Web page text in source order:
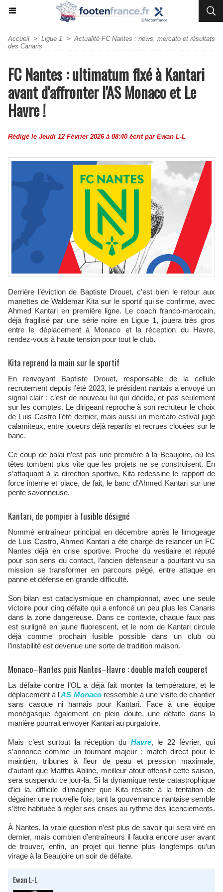
Accueil > Ligue 1 > Actualité FC Nantes : news, mercato et résultats
des Canaris
FC Nantes : ultimatum fixé à Kantari
avant d'affronter l'AS Monaco et Le
Havre !
Rédigé le Jeudi 12 Février 2026 à 08:40 écrit par Ewan L-L
Derrière l’éviction de Baptiste Drouet, c’est bien le retour aux
manettes de Waldemar Kita sur le sportif qui se confirme, avec
Ahmed Kantari en première ligne. Le coach franco-marocain,
déjà fragilisé par une série noire en Ligue 1, jouera très gros
entre le déplacement à Monaco et la réception du Havre,
rendez-vous à haute tension pour tout le club.
Kita reprend la main sur le sportif
En renvoyant Baptiste Drouet, responsable de la cellule
recrutement depuis l’été 2023, le président nantais a envoyé un
signal clair : c’est de nouveau lui qui décide, et pas seulement
sur les comptes. Le dirigeant reproche à son recruteur le choix
de Luis Castro l’été dernier, mais aussi un mercato estival jugé
calamiteux, entre joueurs déjà repartis et recrues clouées sur le
banc.
Ce coup de balai n’est pas une première à la Beaujoire, où les
têtes tombent plus vite que les projets ne se construisent. En
s’attaquant à la direction sportive, Kita redessine le rapport de
force interne et place, de fait, le banc d’Ahmed Kantari sur une
pente savonneuse.
Kantari, de pompier à fusible désigné
Nommé entraîneur principal en décembre après le limogeage
de Luis Castro, Ahmed Kantari a été chargé de relancer un FC
Nantes déjà en crise sportive. Proche du vestiaire et réputé
pour son sens du contact, l’ancien défenseur a pourtant vu sa
mission se transformer en parcours piégé, entre attaque en
panne et défense en grande difficulté.
Son bilan est cataclysmique en championnat, avec une seule
victoire pour cinq défaite qui a enfoncé un peu plus les Canaris
dans la zone dangereuse. Dans ce contexte, chaque faux pas
est surligné en jaune fluorescent, et le nom de Kantari circule
déjà comme prochain fusible possible dans un club où
l’instabilité est devenue une sorte de tradition maison.
Monaco–Nantes puis Nantes–Havre : double match couperet
La défaite contre l’OL a déjà fait monter la température, et le
déplacement à l'AS Monacoressemble à une visite de chantier
sans casque ni harnais pour Kantari. Face à une équipe
monégasque également en plein doute, une défaite dans la
manière pourrait envoyer Kantari au purgatoire.
Mais c’est surtout la réception du Havre, le 22 février, qui
s’annonce comme un tournant majeur : match direct pour le
maintien, tribunes à fleur de peau et pression maximale,
d’autant que Matthis Abline, meilleur atout offensif cette saison,
sera suspendu ce jour-là. Si la dynamique reste catastrophique
d’ici là, difficile d’imaginer que Kita résiste à la tentation de
dégainer une nouvelle fois, tant la gouvernance nantaise semble
s’être habituée à régler ses crises au rythme des licenciements.
À Nantes, la vraie question n’est plus de savoir qui sera viré en
dernier, mais combien d’entraîneurs il faudra encore user avant
de trouver, enfin, un projet qui tienne plus longtemps qu’un
virage à la Beaujoire un soir de défaite.
Ewan L-L